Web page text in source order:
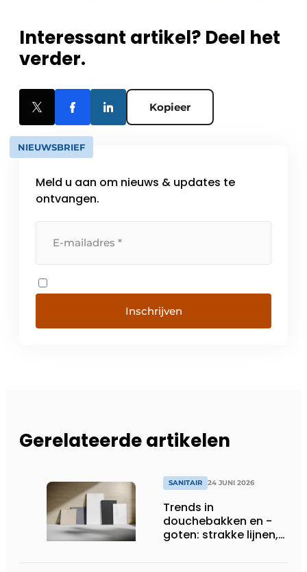
Interessant artikel? Deel het
verder.
Kopieer
NIEUWSBRIEF
Meld u aan om nieuws & updates te
ontvangen.
Inschrijven
Gerelateerde artikelen
SANITAIR 24 JUNI 2026
Trends in
douchebakken en -
goten: strakke lijnen,